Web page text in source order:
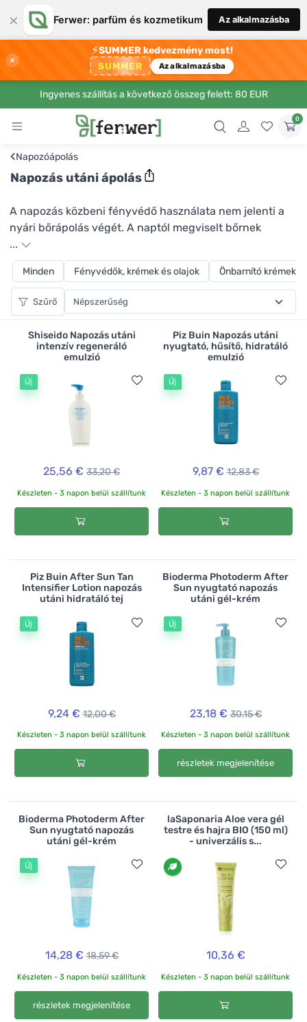
× Ferwer: parfüm és kozmetikum Az alkalmazásba
×
⚡SUMMER kedvezmény most!
SUMMER Az alkalmazásba
Ingyenes szállítás a következő összeg felett: 80 EUR
0
‹Napozóápolás
Napozás utáni ápolás
A napozás közbeni fényvédő használata nem jelenti a
nyári bőrápolás végét. A naptól megviselt bőrnek
hidratálásra és nyugtatásra van szüksége. Az ebben a
kategóriában található termékek jól szolgálják majd Önt.
Kezdje egy tusfürdővel, hogy lemossa a tengerből a
homokot és a sót, és egyúttal megnyugtassa a bőrét.
Ezután ne csak a napbarnított területeket kezelje
hogy csillapítsa az irritációt, táplálja a bőrt és
rugalmasan, szárazon tartsa.
...
Minden Fényvédők, krémek és olajok Önbarnító krémek
Szűrő
Shiseido Napozás utáni
intenzív regeneráló
emulzió
Új
25,56 € 33,20 €
Készleten - 3 napon belül szállítunk
Piz Buin Napozás utáni
nyugtató, hűsítő, hidratáló
emulzió
Új
9,87 € 12,83 €
Készleten - 3 napon belül szállítunk
Piz Buin After Sun Tan
Intensifier Lotion napozás
utáni hidratáló tej
Új
9,24 € 12,00 €
Készleten - 3 napon belül szállítunk
Bioderma Photoderm After
Sun nyugtató napozás
utáni gél-krém
Új
23,18 € 30,15 €
Készleten - 3 napon belül szállítunk
részletek megjelenítése
Bioderma Photoderm After
Sun nyugtató napozás
utáni gél-krém
Új
14,28 € 18,59 €
Készleten - 3 napon belül szállítunk
részletek megjelenítése
laSaponaria Aloe vera gél
testre és hajra BIO (150 ml)
- univerzális s...
10,36 €
Készleten - 3 napon belül szállítunk